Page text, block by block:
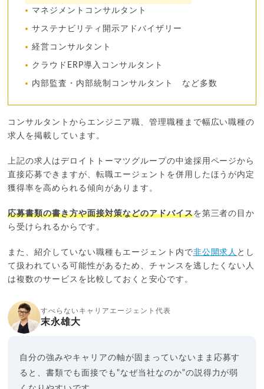
マネジメントコンサルタント
サステナビリティ開示アドバイザリー
経営コンサルタント
クラウドERP導入コンサルタント
内部監査・内部統制コンサルタント など多数
コンサルタントからエンジニア職、管理職種まで幅広い職種の
求人を掲載しています。
上記の求人はデロイトトーマツグループの中途採用ページから
直接応募できますが、転職エージェントを併用したほうが内定
獲得率を高められる傾向があります。
応募書類の書き方や面接対策などのアドバイスを第三者の目か
ら受けられるからです。
また、紹介していない職種もエージェント内で非公開求人 とし
て扱われている可能性があるため、チャンスを逃したくない人
は複数のサービスを比較しておくと安心です。
すべらないキャリアエージェント代表
末永雄大
自分の強みやキャリアの軸が固まっていないまま応募す
ると、書類でも面接でも"なぜ当社なのか"の説得力が弱